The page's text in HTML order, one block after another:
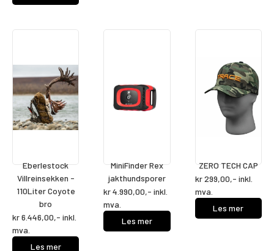
Eberlestock
Villreinsekken -
110Liter Coyote
bro
kr6.446,00,- inkl.
mva.
Les mer
MiniFinder Rex
jakthundsporer
kr4.990,00,- inkl.
mva.
Les mer
ZERO TECH CAP
kr299,00,- inkl.
mva.
Les mer